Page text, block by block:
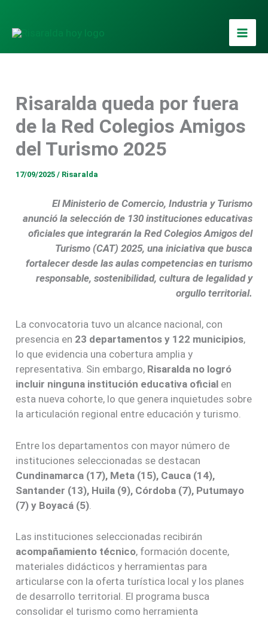
contenido
Risaralda queda por fuera
de la Red Colegios Amigos
del Turismo 2025
17/09/2025/ Risaralda
El Ministerio de Comercio, Industria y Turismo
anunció la selección de 130 instituciones educativas
oficiales que integrarán la Red Colegios Amigos del
Turismo (CAT) 2025, una iniciativa que busca
fortalecer desde las aulas competencias en turismo
responsable, sostenibilidad, cultura de legalidad y
orgullo territorial.
La convocatoria tuvo un alcance nacional, con
presencia en 23 departamentos y 122 municipios,
lo que evidencia una cobertura amplia y
representativa. Sin embargo, Risaralda no logró
incluir ninguna institución educativa oficial en
esta nueva cohorte, lo que genera inquietudes sobre
la articulación regional entre educación y turismo.
Entre los departamentos con mayor número de
instituciones seleccionadas se destacan
Cundinamarca (17), Meta (15), Cauca (14),
Santander (13), Huila (9), Córdoba (7), Putumayo
(7) y Boyacá (5)
Las instituciones seleccionadas recibirán
acompañamiento técnico, formación docente,
materiales didácticos y herramientas para
articularse con la oferta turística local y los planes
de desarrollo territorial. El programa busca
consolidar el turismo como herramienta